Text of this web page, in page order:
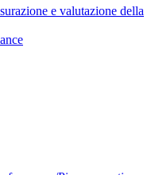
e valutazione della